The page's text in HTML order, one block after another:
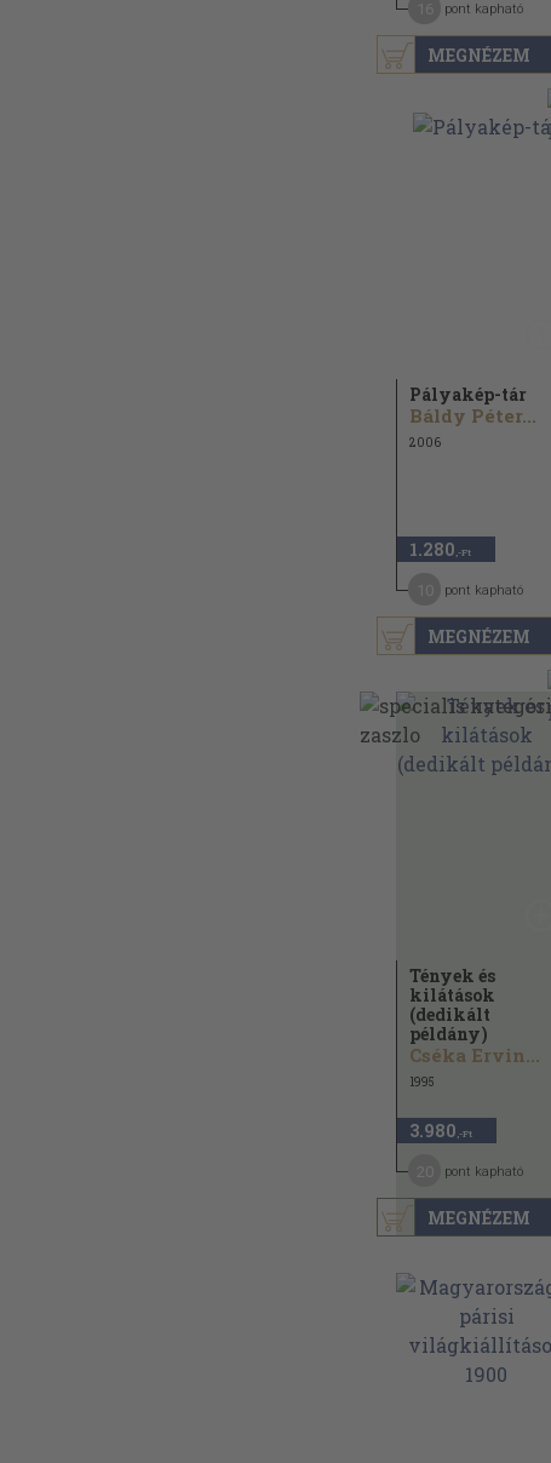
MEGNÉZEM
pont kapható
MEGNÉZEM
Pályakép-tár
Báldy Péter...
2006
1.280 ,-Ft
pont kapható
MEGNÉZEM
Tények és
kilátások
(dedikált
példány)
Cséka Ervin...
1995
3.980 ,-Ft
pont kapható